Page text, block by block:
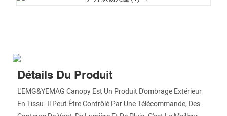
Détails Du Produit
L'EMG&YEMAG Canopy Est Un Produit D'ombrage Extérieur
En Tissu. Il Peut Être Contrôlé Par Une Télécommande, Des